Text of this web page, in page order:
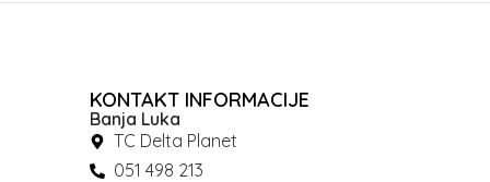
KONTAKT INFORMACIJE
Banja Luka
TC Delta Planet
051 498 213